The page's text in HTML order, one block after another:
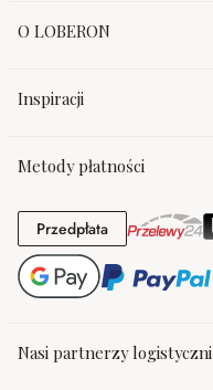
O LOBERON
Inspiracji
Metody płatności
PrzedpłataPrzedpłata
Nasi partnerzy logistyczni